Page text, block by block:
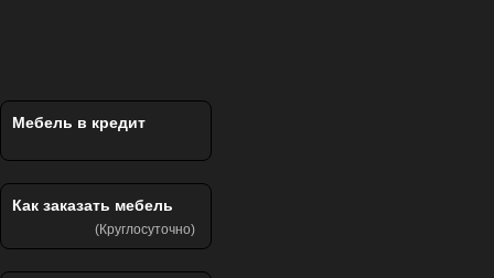
Мебель в кредит
Как заказать мебель
(Круглосуточно)